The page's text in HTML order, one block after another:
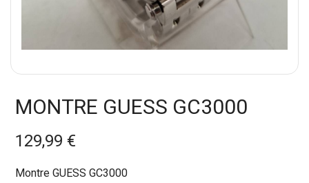
MONTRE GUESS GC3000
129,99 €
Montre GUESS GC3000